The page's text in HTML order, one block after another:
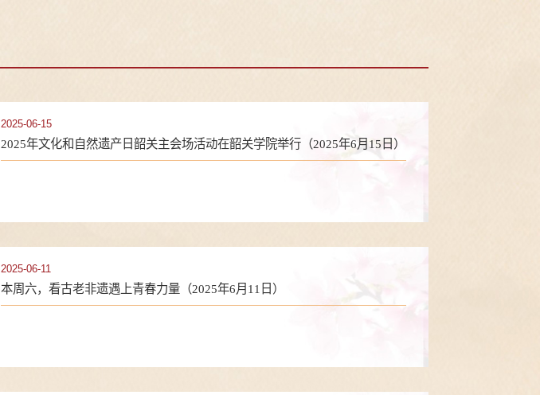
2025-06-15
2025年文化和自然遗产日韶关主会场活动在韶关学院举行（2025年6月15日）
2025-06-11
本周六，看古老非遗遇上青春力量（2025年6月11日）